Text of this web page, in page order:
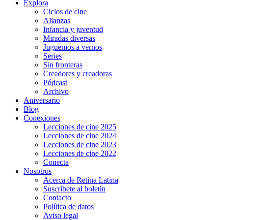
Explora
Ciclos de cine
Alianzas
Infancia y juventud
Miradas diversas
Juguemos a vernos
Series
Sin fronteras
Creadores y creadoras
Pódcast
Archivo
Aniversario
Blog
Conexiones
Lecciones de cine 2025
Lecciones de cine 2024
Lecciones de cine 2023
Lecciones de cine 2022
Conecta
Nosotros
Acerca de Retina Latina
Suscríbete al boletín
Contacto
Política de datos
Aviso legal